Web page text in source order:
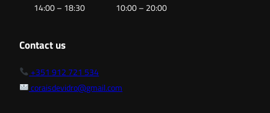
14:00 – 18:30
10:00 – 20:00
Contact us
+351 912 721 534
coraisdevidro@gmail.com